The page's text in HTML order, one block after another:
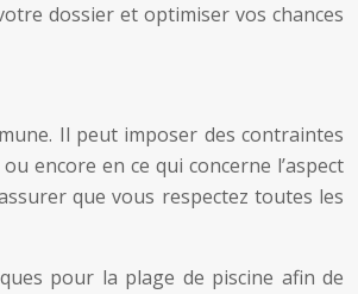
dossier et optimiser vos chances
Il peut imposer des contraintes
encore en ce qui concerne l’aspect
que vous respectez toutes les
pour la plage de piscine afin de